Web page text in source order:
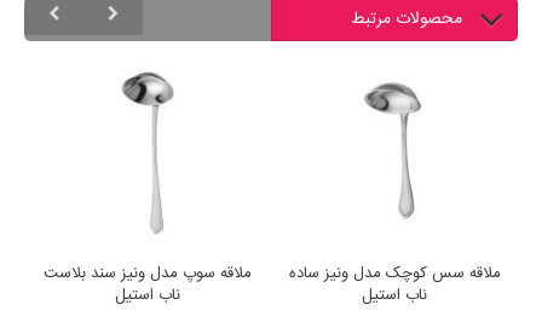
محصولات مرتبط
ملاقه سوپ مدل ونیز سند بلاست
ناب استیل
ملاقه سس کوچک مدل ونیز ساده
ناب استیل